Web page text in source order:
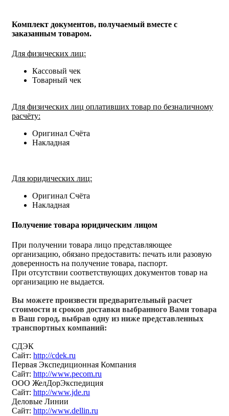
Комплект документов, получаемый вместе с
заказанным товаром.
Для физических лиц:
Кассовый чек
Товарный чек
Для физических лиц оплативших товар по безналичному
расчёту:
Оригинал Счёта
Накладная
Для юридических лиц:
Оригинал Счёта
Накладная
Получение товара юридическим лицом
При получении товара лицо представляющее
организацию, обязано предоставить: печать или разовую
доверенность на получение товара, паспорт.
При отсутствии соответствующих документов товар на
организацию не выдается.
Вы можете произвести предварительный расчет
стоимости и сроков доставки выбранного Вами товара
в Ваш город, выбрав одну из ниже представленных
транспортных компаний:
СДЭК
Сайт: http://cdek.ru
Первая Экспедиционная Компания
Сайт: http://www.pecom.ru
ООО ЖелДорЭкспедиция
Сайт: http://www.jde.ru
Деловые Линии
Сайт: http://www.dellin.ru